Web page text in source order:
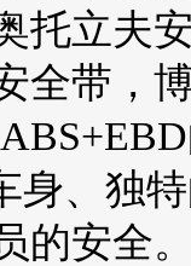
托立夫
全带，
身、独
的安全